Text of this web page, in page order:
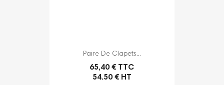
Paire De Clapets...
65,40 € TTC
54.50 € HT